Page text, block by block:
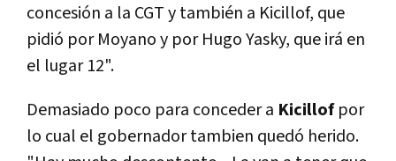
concesión a la CGT y también a Kicillof, que
pidió por Moyano y por Hugo Yasky, que irá en
el lugar 12".
Demasiado poco para conceder a Kicillofpor
lo cual el gobernador tambien quedó herido.